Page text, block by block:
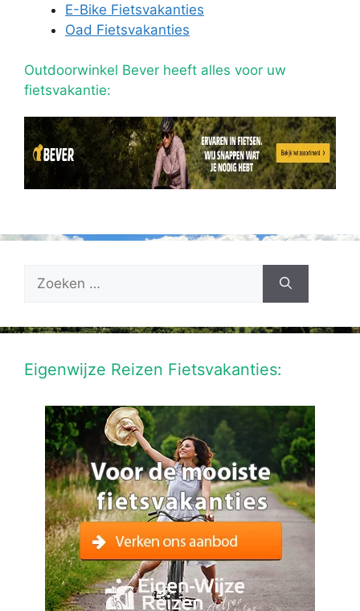
E-Bike Fietsvakanties
Oad Fietsvakanties
Outdoorwinkel Bever heeft alles voor uw
fietsvakantie:
naar:
Eigenwijze Reizen Fietsvakanties: